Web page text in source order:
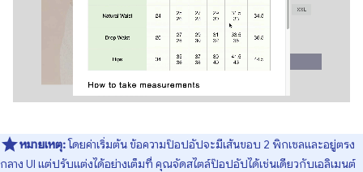
หมายเหตุ:โดยค่าเริ่มต้น ข้อความป๊อปอัปจะมีเส้นขอบ 2 พิกเซลและอยู่ตรง
กลาง UI แต่ปรับแต่งได้อย่างเต็มที่ คุณจัดสไตล์ป๊อปอัปได้เช่นเดียวกับเอลิเมนต์